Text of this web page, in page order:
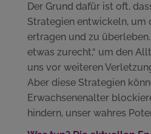
Der Grund dafür ist oft,
Strategien entwickeln, um
ertragen und zu
etwas zurecht,“ um den
uns vor weiteren
Aber diese Strategien
Erwachsenenalter
hindern, unser wahres